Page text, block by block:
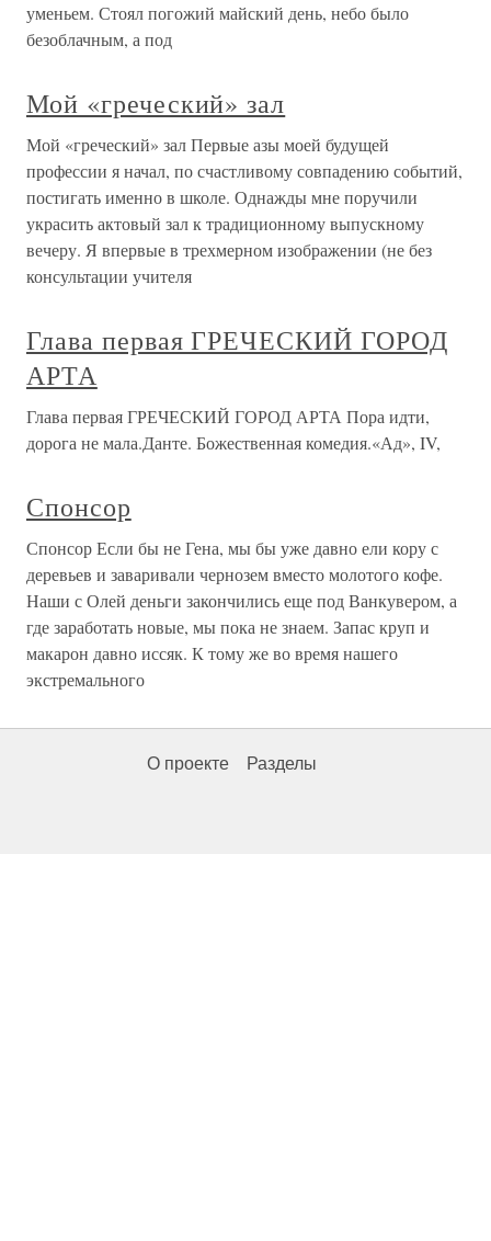
уменьем. Стоял погожий майский день, небо было
безоблачным, а под
Мой «греческий» зал
Мой «греческий» зал Первые азы моей будущей
профессии я начал, по счастливому совпадению событий,
постигать именно в школе. Однажды мне поручили
украсить актовый зал к традиционному выпускному
вечеру. Я впервые в трехмерном изображении (не без
консультации учителя
Глава первая ГРЕЧЕСКИЙ ГОРОД
АРТА
Глава первая ГРЕЧЕСКИЙ ГОРОД АРТА Пора идти,
дорога не мала.Данте. Божественная комедия.«Ад», IV,
Спонсор
Спонсор Если бы не Гена, мы бы уже давно ели кору с
деревьев и заваривали чернозем вместо молотого кофе.
Наши с Олей деньги закончились еще под Ванкувером, а
где заработать новые, мы пока не знаем. Запас круп и
макарон давно иссяк. К тому же во время нашего
экстремального
О проекте Разделы